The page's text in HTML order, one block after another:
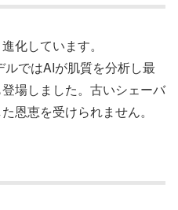
化しています。
ではAIが肌質を分析し最
場しました。古いシェーバ
恩恵を受けられません。